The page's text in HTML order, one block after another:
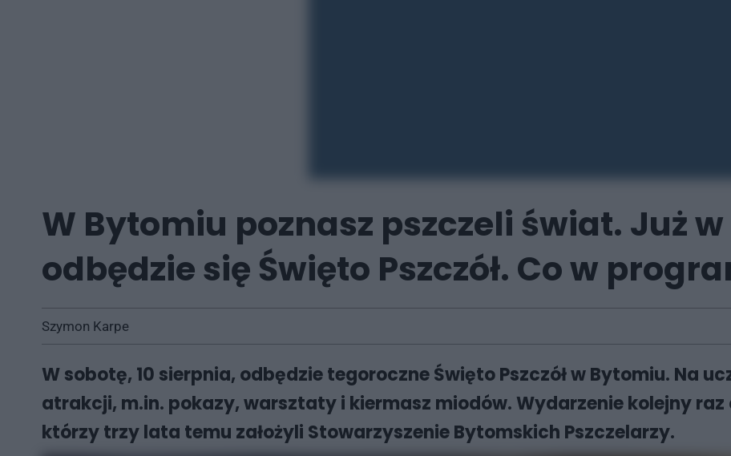
W Bytomiu poznasz pszczeli świat. Już
odbędzie się Święto Pszczół. Co w
Szymon Karpe
W sobotę, 10 sierpnia, odbędzie tegoroczne Święto Pszczół w Bytomiu. Na
atrakcji, m.in. pokazy, warsztaty i kiermasz miodów. Wydarzenie kolejny
którzy trzy lata temu założyli Stowarzyszenie Bytomskich Pszczelarzy.